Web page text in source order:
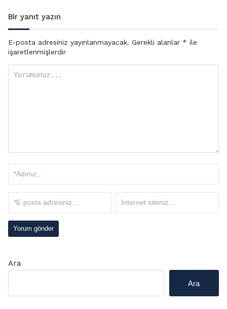
Bir yanıt yazın
E-posta adresiniz yayınlanmayacak. Gerekli alanlar * ile
işaretlenmişlerdir
Ara
Ara